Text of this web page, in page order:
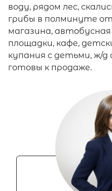
воду, рядом лес,
грибы в полминуте
магазина,
площадки, кафе,
купания с детьми, ж/
готовы к продаже.